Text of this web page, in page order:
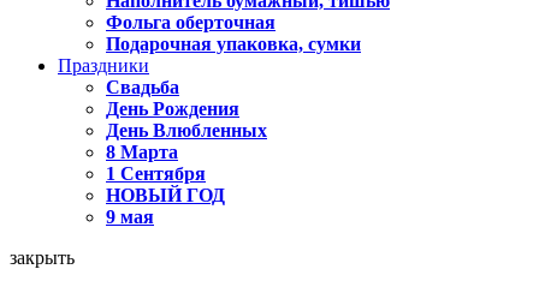
Фольга оберточная
Подарочная упаковка, сумки
Праздники
Свадьба
День Рождения
День Влюбленных
8 Марта
1 Сентября
НОВЫЙ ГОД
9 мая
закрыть